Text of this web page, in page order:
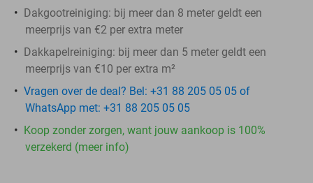
Dakgootreiniging: bij meer dan 8 meter geldt een
meerprijs van €2 per extra meter
Dakkapelreiniging: bij meer dan 5 meter geldt een
meerprijs van €10 per extra m²
Vragen over de deal? Bel: +31 88 205 05 05 of
WhatsApp met: +31 88 205 05 05
Koop zonder zorgen, want jouw aankoop is 100%
verzekerd (meer info)